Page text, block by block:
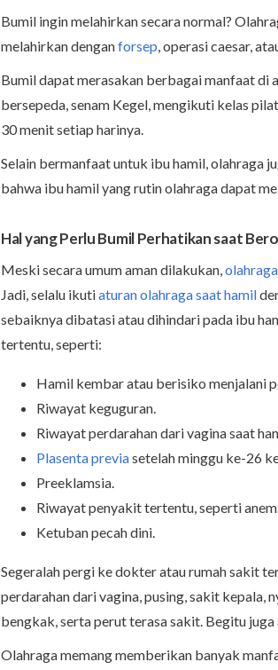
Bumil ingin melahirkan secara normal?
melahirkan denganforsep, operasi caesar,
Bumil dapat merasakan berbagai manfaat di
bersepeda, senam Kegel, mengikuti kelas
30 menit setiap harinya.
Selain bermanfaat untuk ibu hamil, olahraga
bahwa ibu hamil yang rutin olahraga dapat
Hal yang Perlu Bumil Perhatikansaat
Meski secara umum aman dilakukan,olahraga
Jadi, selalu ikutiaturan olahraga saat hamil
sebaiknya dibatasi atau dihindari pada ibu
tertentu, seperti:
Hamil kembar atau berisiko menjalani
Riwayat keguguran.
Riwayat perdarahan dari vagina saat
Plasenta previasetelah minggu ke-26
Preeklamsia.
Riwayat penyakit tertentu, seperti
Ketuban pecah dini.
Segeralah pergi ke dokter atau rumah sakit
perdarahan dari vagina, pusing, sakit kepala,
bengkak, serta perut terasa sakit. Begitu
Olahraga memang memberikan banyak